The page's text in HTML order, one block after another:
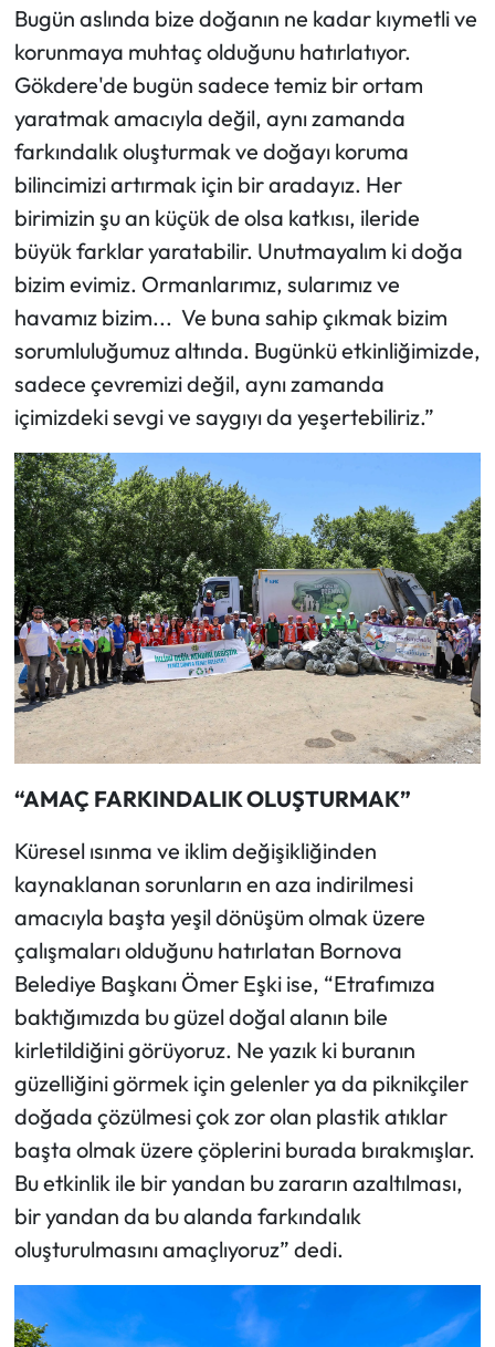
Bugün aslında bize doğanın ne kadar kıymetli ve
korunmaya muhtaç olduğunu hatırlatıyor.
Gökdere'de bugün sadece temiz bir ortam
yaratmak amacıyla değil, aynı zamanda
farkındalık oluşturmak ve doğayı koruma
bilincimizi artırmak için bir aradayız. Her
birimizin şu an küçük de olsa katkısı, ileride
büyük farklar yaratabilir. Unutmayalım ki doğa
bizim evimiz. Ormanlarımız, sularımız ve
havamız bizim... Ve buna sahip çıkmak bizim
sorumluluğumuz altında. Bugünkü etkinliğimizde,
sadece çevremizi değil, aynı zamanda
içimizdeki sevgi ve saygıyı da yeşertebiliriz.”
“AMAÇ FARKINDALIK OLUŞTURMAK”
Küresel ısınma ve iklim değişikliğinden
kaynaklanan sorunların en aza indirilmesi
amacıyla başta yeşil dönüşüm olmak üzere
çalışmaları olduğunu hatırlatan Bornova
Belediye Başkanı Ömer Eşki ise, “Etrafımıza
baktığımızda bu güzel doğal alanın bile
kirletildiğini görüyoruz. Ne yazık ki buranın
güzelliğini görmek için gelenler ya da piknikçiler
doğada çözülmesi çok zor olan plastik atıklar
başta olmak üzere çöplerini burada bırakmışlar.
Bu etkinlik ile bir yandan bu zararın azaltılması,
bir yandan da bu alanda farkındalık
oluşturulmasını amaçlıyoruz” dedi.